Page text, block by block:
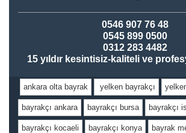
0546 907 76 48
0545 899 0500
0312 283 4482
15 yıldır kesintisiz-kaliteli ve
ankara olta bayrak yelken bayrakçı
bayrakçı ankara bayrakçı bursa bayrakçı
bayrakçı kocaeli bayrakçı konya bayrak